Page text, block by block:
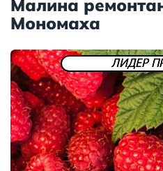
Малина
Мономаха
ЛИДЕР